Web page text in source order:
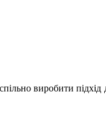
виробити